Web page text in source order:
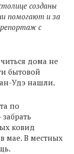
созданы
помогают и за
с
дома не
бытовой
Удэ нашли.
по
ковид
мае. В местных